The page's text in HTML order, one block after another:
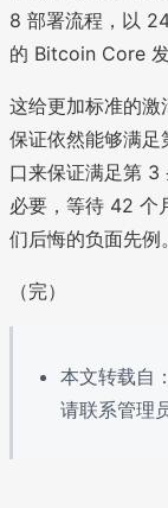
8 部署流程，以
的 Bitcoin Core 发
这给更加标准的
保证依然能够满
口来保证满足第 3
必要，等待 42 个
们后悔的负面先例。
（完）
本文转载自：
请联系管理